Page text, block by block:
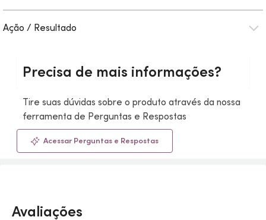
Ação / Resultado
Precisa de mais informações?
Tire suas dúvidas sobre o produto através da nossa
ferramenta de Perguntas e Respostas
Acessar Perguntas e Respostas
Avaliações